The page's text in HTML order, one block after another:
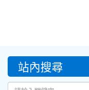
::: 站內搜尋